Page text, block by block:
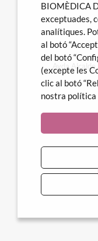
Avda
BIOMÈDICA
exceptuades,
analítiques.
al botó
del botó
(excepte les
clic al botó
nostra política